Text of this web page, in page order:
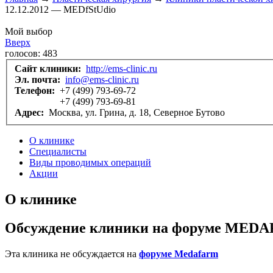
12.12.2012 — MEDfStUdio
Мой выбор
Вверх
голосов: 483
Сайт клиники: http://ems-clinic.ru
Эл. почта: info@ems-clinic.ru
Телефон: +7 (499) 793-69-72
+7 (499) 793-69-81
Адрес: Москва, ул. Грина, д. 18, Северное Бутово
О клинике
Специалисты
Виды проводимых операций
Акции
О клинике
Обсуждение клиники на форуме
Эта клиника не обсуждается на форуме Medafarm